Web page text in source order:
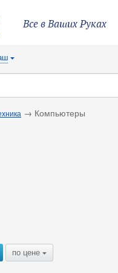
Все в Ваших Руках
{
→ Компьютеры
по цене {